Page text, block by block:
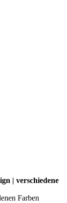
| verschiedene
Farben